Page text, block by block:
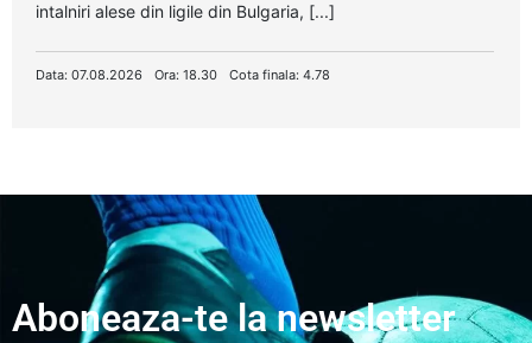
intalniri alese din ligile din Bulgaria, [...]
Data: 07.08.2026 Ora: 18.30 Cota finala: 4.78
Aboneaza-te la newsletter